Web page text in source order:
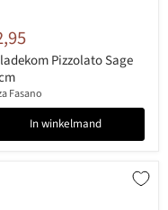
Pizzolato Sage
Fasano
In winkelmand